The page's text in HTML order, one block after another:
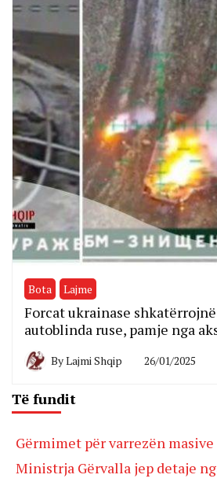
Bota Lajme
Forcat ukrainase
autoblinda ruse, pamje nga
ByLajmi Shqip 26/01/2025
Të fundit
Gërmimet për varrezën
Ministrja Gërvalla jep detaje